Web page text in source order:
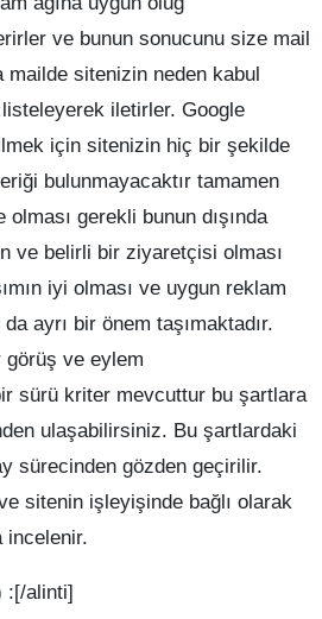
ve bunun sonucunu size mail
sitenizin neden kabul
iletirler. Google
için sitenizin hiç bir şekilde
bulunmayacaktır tamamen
gerekli bunun dışında
ve belirli bir ziyaretçisi olması
iyi olması ve uygun reklam
da ayrı bir önem taşımaktadır.
görüş ve eylem
sürü kriter mevcuttur bu şartlara
ulaşabilirsiniz. Bu şartlardaki
sürecinden gözden geçirilir.
sitenin işleyişinde bağlı olarak
incelenir.
:[/alinti]